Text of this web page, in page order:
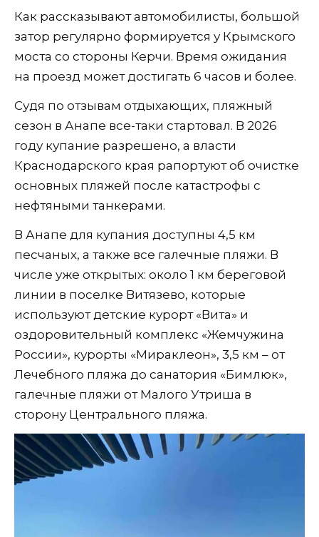
Как рассказывают автомобилисты, большой
затор регулярно формируется у Крымского
моста со стороны Керчи. Время ожидания
на проезд может достигать 6 часов и более.
Судя по отзывам отдыхающих, пляжный
сезон в Анапе все-таки стартовал. В 2026
году купание разрешено, а власти
Краснодарского края рапортуют об очистке
основных пляжей после катастрофы с
нефтяными танкерами.
В Анапе для купания доступны 4,5 км
песчаных, а также все галечные пляжи. В
числе уже открытых: около 1 км береговой
линии в поселке Витязево, которые
используют детские курорт «Вита» и
оздоровительный комплекс «Жемчужина
России», курорты «Мираклеон», 3,5 км – от
Лечебного пляжа до санатория «Бимлюк»,
галечные пляжи от Малого Утриша в
сторону Центрального пляжа.